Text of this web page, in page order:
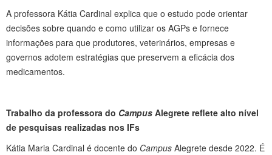
A professora Kátia Cardinal explica que o estudo pode orientar
decisões sobre quando e como utilizar os AGPs e fornece
informações para que produtores, veterinários, empresas e
governos adotem estratégias que preservem a eficácia dos
medicamentos.
Trabalho da professora do Campus Alegrete reflete alto nível
de pesquisas realizadas nos IFs
Kátia Maria Cardinal é docente do Campus Alegrete desde 2022. É